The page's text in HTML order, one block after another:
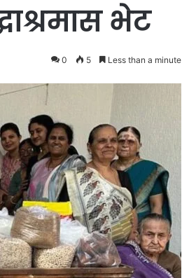
भेट
0 5 Less than a minute